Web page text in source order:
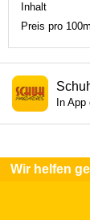
Inhalt
Preis pro
In App
Wir helfen